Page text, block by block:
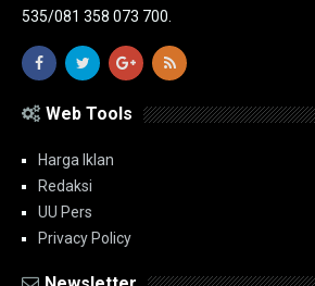
535/081 358 073 700.
Web Tools
Harga Iklan
Redaksi
UU Pers
Privacy Policy